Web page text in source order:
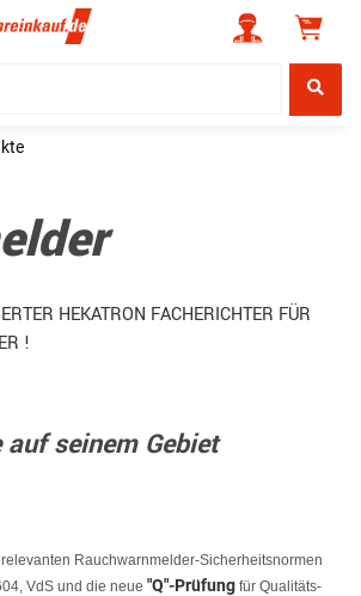
HEKATRON FACHERICHTER FÜR
!
seinem Gebiet
Rauchwarnmelder-Sicherheitsnormen
VdS und die neue "Q"-Prüfung für Qualitäts-